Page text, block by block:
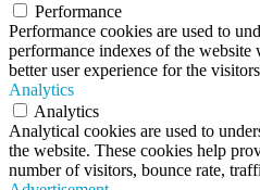
Performance
Performance cookies are used to
performance indexes of the
better user experience for the
Analytics
Analytics
Analytical cookies are used to
the website. These cookies help
number of visitors, bounce rate,